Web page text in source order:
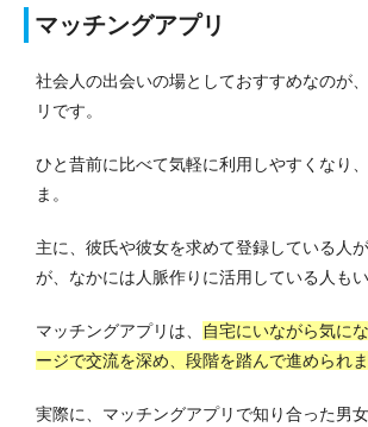
マッチングアプリ
社会人の出会いの場としておすすめなのが
リです。
ひと昔前に比べて気軽に利用しやすくなり
ま。
主に、彼氏や彼女を求めて登録している人
が、なかには人脈作りに活用している人もい
マッチングアプリは、
自宅にいながら気に
ージで交流を深め、段階を踏んで進められ
実際に、マッチングアプリで知り合った男